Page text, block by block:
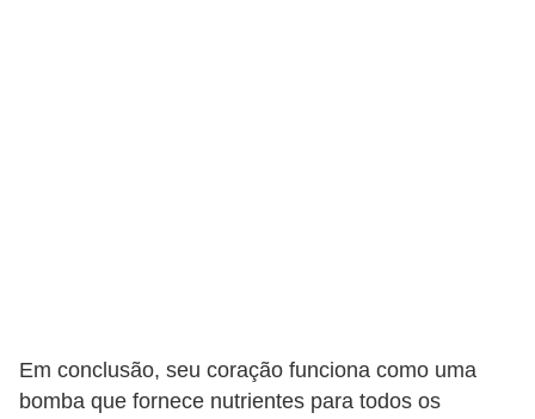
Em conclusão, seu coração funciona como uma
bomba que fornece nutrientes para todos os
s
o